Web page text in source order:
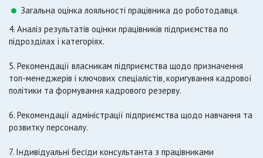
Загальна оцінка лояльності працівника до роботодавця.
4. Аналіз результатів оцінки працівників підприємства по
підрозділах і категоріях.
5. Рекомендації власникам підприємства щодо призначення
топ-менеджерів і ключових спеціалістів, коригування кадрової
політики та формування кадрового резерву.
6. Рекомендації адміністрації підприємства щодо навчання та
розвитку персоналу.
7. Індивідуальні бесіди консультанта з працівниками